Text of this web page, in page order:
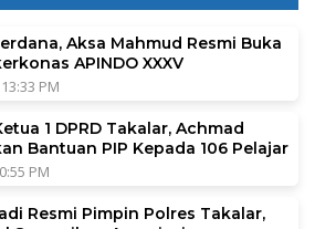
Aksa Mahmud Resmi Buka
APINDO XXXV
PM
1 DPRD Takalar, Achmad
Bantuan PIP Kepada 106 Pelajar
PM
Resmi Pimpin Polres Takalar,